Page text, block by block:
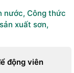
kính. Thế nên,
xảy ra.
chắn cho vật liệu
nước, Công thức
xuất sơn,
động viên